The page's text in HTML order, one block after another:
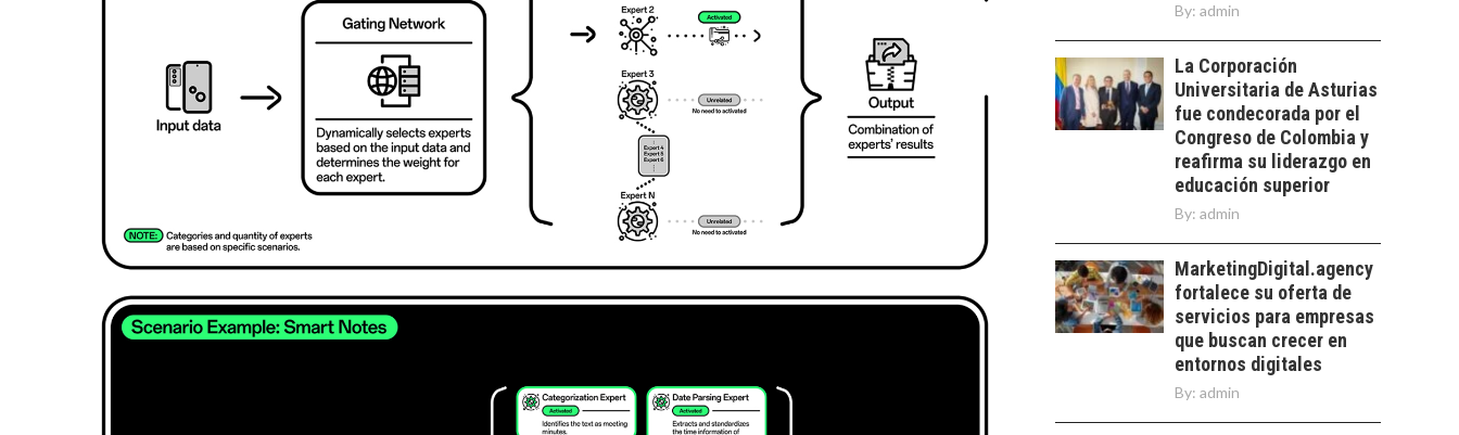
pymes en Chile:
trascienden el
crédito…
EL CRECIMIENTO DE
LOS SERVICIOS
DIGITALES
EXPORTADOS DESDE
CHILE
El auge de las
exportaciones de
servicios digitales en
Chile:…
TURISMO EN EL
DESIERTO DE
ATACAMA:
OPORTUNIDADES
PARA EL
DESARROLLO LOCAL
El Desierto de
Atacama: Motor
Estratégico para el
By: admin
La Corporación
Universitaria de Asturias
fue condecorada por el
Congreso de Colombia y
reafirma su liderazgo en
educación superior
By: admin
MarketingDigital.agency
fortalece su oferta de
servicios para empresas
que buscan crecer en
entornos digitales
By: admin